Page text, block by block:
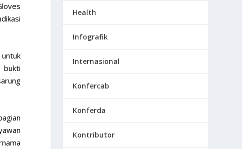
bukti
Health
Infografik
Internasional
Konfercab
Konferda
Kontributor